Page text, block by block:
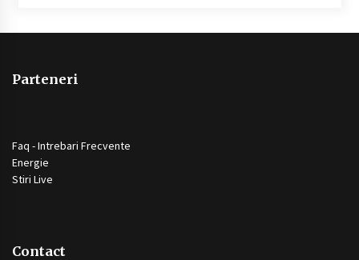
Parteneri
Faq - Intrebari Frecvente
Energie
Stiri Live
Contact